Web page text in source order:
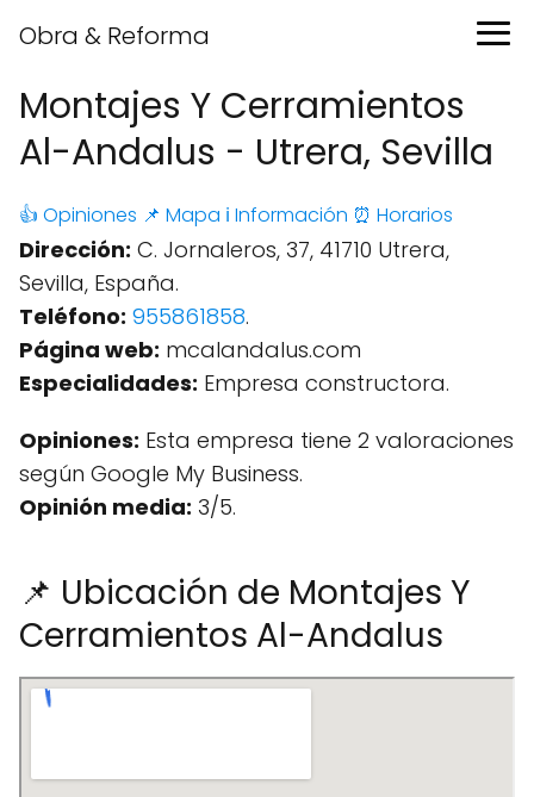
Obra & Reforma
Montajes Y Cerramientos
Al-Andalus - Utrera, Sevilla
👍 Opiniones 📌 Mapa ℹ️ Información ⏰ Horarios
Dirección: C. Jornaleros, 37, 41710 Utrera,
Sevilla, España.
Teléfono: 955861858.
Página web: mcalandalus.com
Especialidades: Empresa constructora.
Opiniones: Esta empresa tiene 2 valoraciones
según Google My Business.
Opinión media: 3/5.
📌 Ubicación de Montajes Y
Cerramientos Al-Andalus